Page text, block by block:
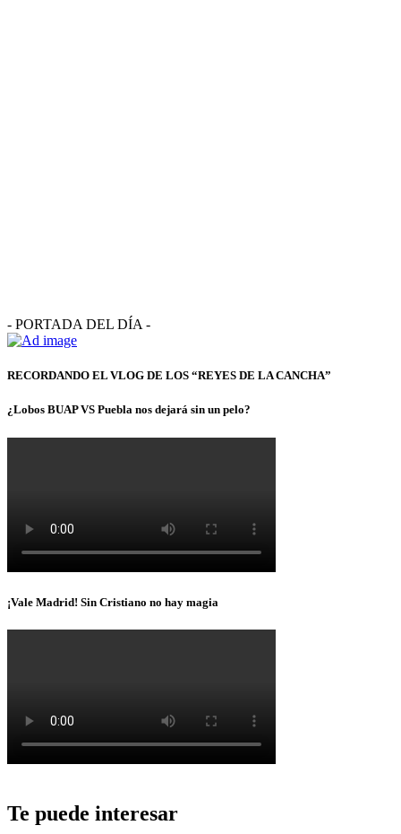
- PORTADA DEL DÍA -
RECORDANDO EL VLOG DE LOS “REYES DE LA CANCHA”
¿Lobos BUAP VS Puebla nos dejará sin un pelo?
¡Vale Madrid! Sin Cristiano no hay magia
Te puede interesar